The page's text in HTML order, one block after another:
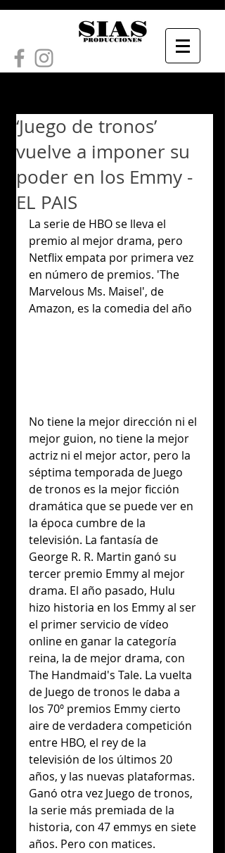
‘Juego de tronos’
vuelve a imponer su
poder en los Emmy -
EL PAIS
La serie de HBO se lleva el
premio al mejor drama, pero
Netflix empata por primera vez
en número de premios. 'The
Marvelous Ms. Maisel', de
Amazon, es la comedia del año
No tiene la mejor dirección ni el
mejor guion, no tiene la mejor
actriz ni el mejor actor, pero la
séptima temporada de Juego
de tronos es la mejor ficción
dramática que se puede ver en
la época cumbre de la
televisión. La fantasía de
George R. R. Martin ganó su
tercer premio Emmy al mejor
drama. El año pasado, Hulu
hizo historia en los Emmy al ser
el primer servicio de vídeo
online en ganar la categoría
reina, la de mejor drama, con
The Handmaid's Tale. La vuelta
de Juego de tronos le daba a
los 70º premios Emmy cierto
aire de verdadera competición
entre HBO, el rey de la
televisión de los últimos 20
años, y las nuevas plataformas.
Ganó otra vez Juego de tronos,
la serie más premiada de la
historia, con 47 emmys en siete
años. Pero con matices.